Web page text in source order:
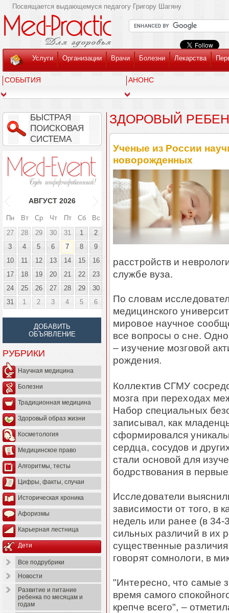
Посвящается выдающемуся педагогу Григору Шагяну
Услуги Организации Врачи Болезни Лекарства
СОБЫТИЯ АНОНС
БЫСТРАЯ
ПОИСКОВАЯ
СИСТЕМА
АВГУСТ 2026
Пн Вт Ср Чт Пт Сб
Вс
27
28 29 30 31 1
2
3
4 5 6 7 8
9
10
11 12 13 14 15
16
17
18 19 20 21 22
23
24
25 26 27 28 29
30
31
1 2 3 4 5 6
ДОБАВИТЬ
ОБЪЯВЛЕНИЕ
РУБРИКИ
Научная медицина
Болезни
Традиционная медицина
Здоровый образ жизни
Косметология
Медицинское право
Алгоритмы, тесты
Цифры, факты, случаи
Историческая хроника
Афоризмы
Карьерная лестница
Дети
Все подрубрики
Новости
Развитие и питание
ребенка по месяцам и
годам
ЗДОРОВЫЙ
Ученые из России
новорожденных
расстройств и
службе вуза.
По словам
медицинского
мировое научное
все вопросы о сне.
– изучение мозговой
рождения.
Коллектив СГМУ
мозга при переходах
Набор специальных
записывал, как
сформировался
сердца, сосудов и
стали основой для
бодрствования в
Исследователи
зависимости от того, в
недель или ранее (в 34-
сильных различий в их
существенные различия
говорят сомнологи, в
"Интересно, что самые
время самого
крепче всего", –